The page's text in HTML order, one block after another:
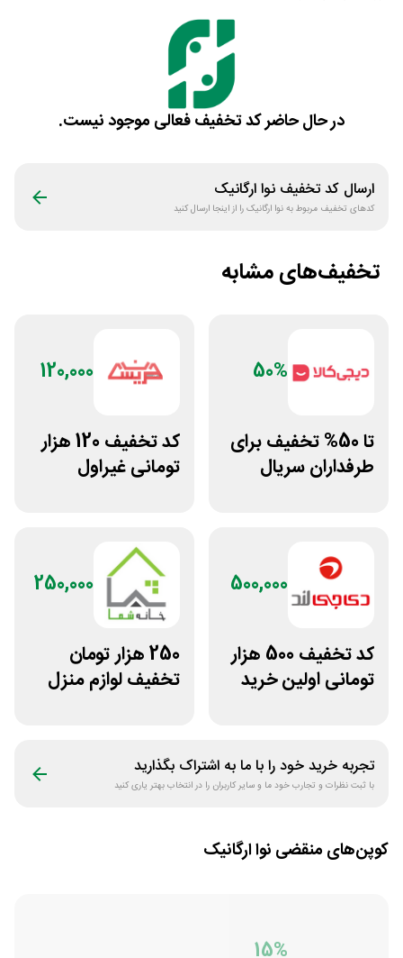
در حال حاضر کد تخفیف فعالی موجود نیست.
ارسال کد تخفیف نوا ارگانیک
کدهای تخفیف مربوط بهنوا ارگانیکرا از اینجا ارسال کنید
تخفیف‌های مشابه
50%
تا 50% تخفیف برای
طرفداران سریال
120,000
کد تخفیف 120 هزار
تومانی غیراول
500,000
کد تخفیف 500 هزار
تومانی اولین خرید
250,000
250 هزار تومان
تخفیف لوازم منزل
تجربه خرید خود را با ما به اشتراک بگذارید
با ثبت نظرات و تجارب خود ما و سایر کاربران را در انتخاب بهتر یاری کنید
کوپن‌های منقضی نوا ارگانیک
15%